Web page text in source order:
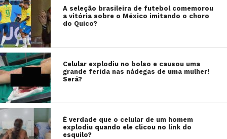
A seleção brasileira de futebol comemorou
a vitória sobre o México imitando o choro
do Quico?
Celular explodiu no bolso e causou uma
grande ferida nas nádegas de uma mulher!
Será?
É verdade que o celular de um homem
explodiu quando ele clicou no link do
esquilo?